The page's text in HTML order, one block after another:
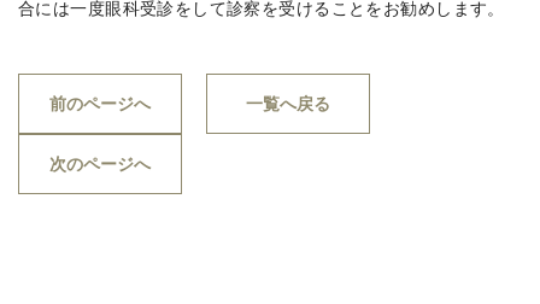
合には一度眼科受診をして診察を受けることをお勧めします。
前のページへ 一覧へ戻る
次のページへ